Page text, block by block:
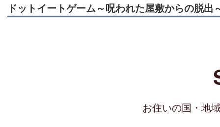
ドットイートゲーム～呪われた屋敷からの脱出
お住いの国・地